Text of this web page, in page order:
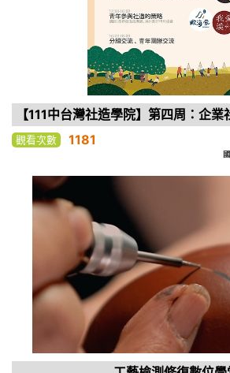
【111中台灣社造學院】第四周：企
觀看次數 1181